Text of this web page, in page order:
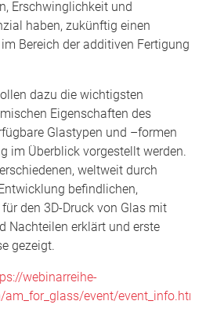
Erschwinglichkeit und
haben, zukünftig einen
Bereich der additiven Fertigung
dazu die wichtigsten
Eigenschaften des
Glastypen und –formen
im Überblick vorgestellt werden.
weltweit durch
befindlichen,
den 3D-Druck von Glas mit
Nachteilen erklärt und erste
gezeigt.
webinarreihe-
event/event_info.html